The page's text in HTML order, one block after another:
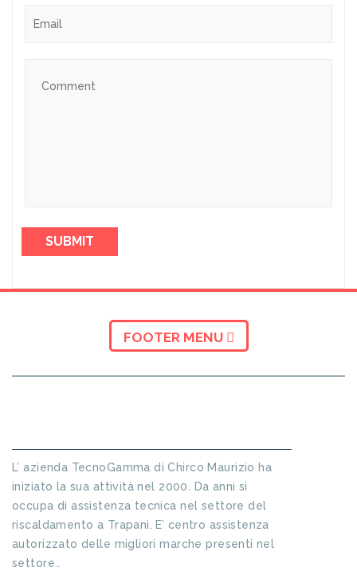
FOOTER MENU
L’ azienda TecnoGamma di Chirco Maurizio ha
iniziato la sua attività nel 2000. Da anni si
occupa di assistenza tecnica nel settore del
riscaldamento a Trapani. E’ centro assistenza
autorizzato delle migliori marche presenti nel
settore..